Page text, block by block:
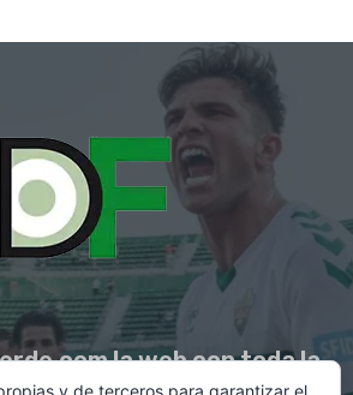
la web con toda la
y de terceros para garantizar el